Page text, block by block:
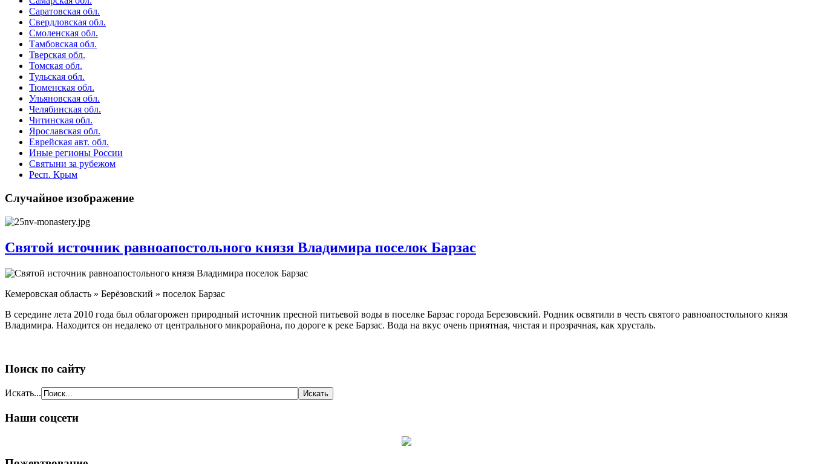
Саратовская обл.
Свердловская обл.
Смоленская обл.
Тамбовская обл.
Тверская обл.
Томская обл.
Тульская обл.
Тюменская обл.
Ульяновская обл.
Челябинская обл.
Читинская обл.
Ярославская обл.
Еврейская авт. обл.
Иные регионы России
Святыни за рубежом
Респ. Крым
Случайное изображение
Святой источник равноапостольного князя Владимира поселок Барзас
Кемеровская область » Берёзовский » поселок Барзас
В середине лета 2010 года был облагорожен природный источник пресной питьевой воды в поселке Барзас города Березовский. Родник освятили в честь святого равноапостольного князя
Владимира. Находится он недалеко от центрального микрорайона, по дороге к реке Барзас. Вода на вкус очень приятная, чистая и прозрачная, как хрусталь.
Поиск по сайту
Искать...
Наши соцсети